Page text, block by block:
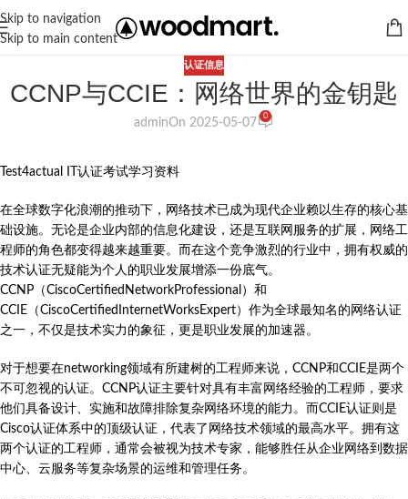
Skip to navigation
Skip to main content
认证信息
CCNP与CCIE：网络世界的金钥匙
adminOn 2025-05-07
0
Test4actual IT认证考试学习资料
在全球数字化浪潮的推动下，网络技术已成为现代企业赖以生存的核心基
础设施。无论是企业内部的信息化建设，还是互联网服务的扩展，网络工
程师的角色都变得越来越重要。而在这个竞争激烈的行业中，拥有权威的
技术认证无疑能为个人的职业发展增添一份底气。
CCNP（CiscoCertifiedNetworkProfessional）和
CCIE（CiscoCertifiedInternetWorksExpert）作为全球最知名的网络认证
之一，不仅是技术实力的象征，更是职业发展的加速器。
对于想要在networking领域有所建树的工程师来说，CCNP和CCIE是两个
不可忽视的认证。CCNP认证主要针对具有丰富网络经验的工程师，要求
他们具备设计、实施和故障排除复杂网络环境的能力。而CCIE认证则是
Cisco认证体系中的顶级认证，代表了网络技术领域的最高水平。拥有这
两个认证的工程师，通常会被视为技术专家，能够胜任从企业网络到数据
中心、云服务等复杂场景的运维和管理任务。